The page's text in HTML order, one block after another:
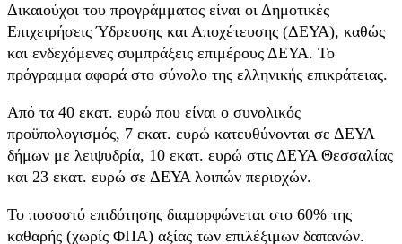
Δικαιούχοι του προγράμματος είναι οι Δημοτικές
Επιχειρήσεις Ύδρευσης και Αποχέτευσης (ΔΕΥΑ), καθώς
και ενδεχόμενες συμπράξεις επιμέρους ΔΕΥΑ. Το
πρόγραμμα αφορά στο σύνολο της ελληνικής επικράτειας.
Από τα 40 εκατ. ευρώ που είναι ο συνολικός
προϋπολογισμός, 7 εκατ. ευρώ κατευθύνονται σε ΔΕΥΑ
δήμων με λειψυδρία, 10 εκατ. ευρώ στις ΔΕΥΑ Θεσσαλίας
και 23 εκατ. ευρώ σε ΔΕΥΑ λοιπών περιοχών.
Το ποσοστό επιδότησης διαμορφώνεται στο 60% της
καθαρής (χωρίς ΦΠΑ) αξίας των επιλέξιμων δαπανών.